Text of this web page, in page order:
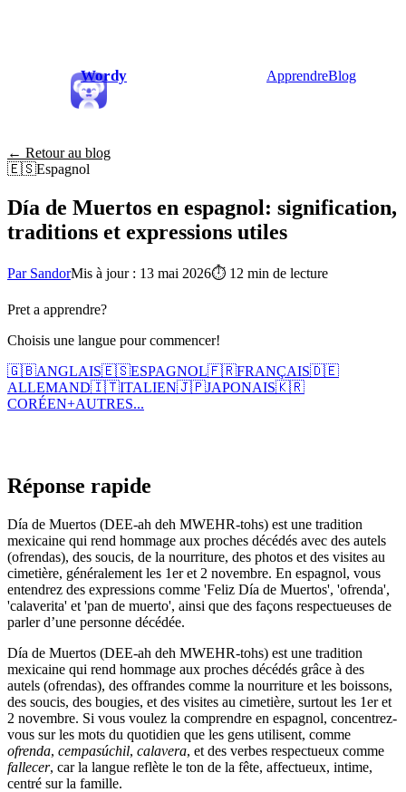
Wordy ApprendreBlog
← Retour au blog
🇪🇸Espagnol
Día de Muertos en espagnol: signification,
traditions et expressions utiles
Par SandorMis à jour : 13 mai 2026⏱ 12 min de lecture
Pret a apprendre?
Choisis une langue pour commencer!
🇬🇧ANGLAIS🇪🇸ESPAGNOL🇫🇷FRANÇAIS🇩🇪
ALLEMAND🇮🇹ITALIEN🇯🇵JAPONAIS🇰🇷
CORÉEN+AUTRES...
Réponse rapide
Día de Muertos (DEE-ah deh MWEHR-tohs) est une tradition
mexicaine qui rend hommage aux proches décédés avec des autels
(ofrendas), des soucis, de la nourriture, des photos et des visites au
cimetière, généralement les 1er et 2 novembre. En espagnol, vous
entendrez des expressions comme 'Feliz Día de Muertos', 'ofrenda',
'calaverita' et 'pan de muerto', ainsi que des façons respectueuses de
parler d’une personne décédée.
Día de Muertos (DEE-ah deh MWEHR-tohs) est une tradition
mexicaine qui rend hommage aux proches décédés grâce à des
autels (ofrendas), des offrandes comme la nourriture et les boissons,
des soucis, des bougies, et des visites au cimetière, surtout les 1er et
2 novembre. Si vous voulez la comprendre en espagnol, concentrez-
vous sur les mots du quotidien que les gens utilisent, comme
ofrenda, cempasúchil, calavera, et des verbes respectueux comme
fallecer, car la langue reflète le ton de la fête, affectueux, intime,
centré sur la famille.